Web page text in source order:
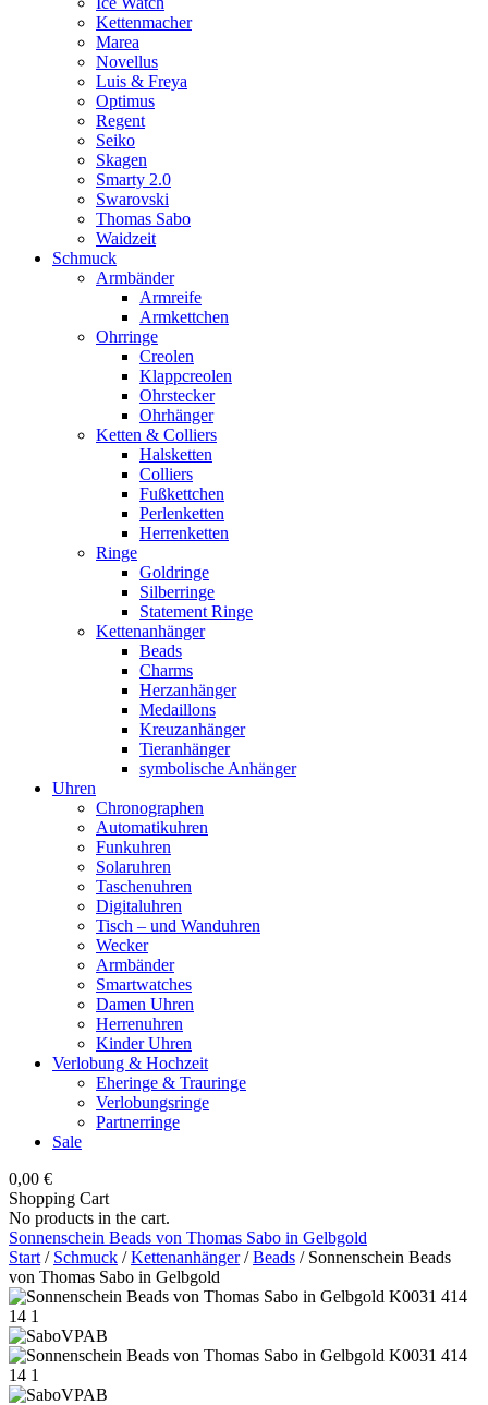
Kettenmacher
Marea
Novellus
Luis & Freya
Optimus
Regent
Seiko
Skagen
Smarty 2.0
Swarovski
Thomas Sabo
Waidzeit
Schmuck
Armbänder
Armreife
Armkettchen
Ohrringe
Creolen
Klappcreolen
Ohrstecker
Ohrhänger
Ketten & Colliers
Halsketten
Colliers
Fußkettchen
Perlenketten
Herrenketten
Ringe
Goldringe
Silberringe
Statement Ringe
Kettenanhänger
Beads
Charms
Herzanhänger
Medaillons
Kreuzanhänger
Tieranhänger
symbolische Anhänger
Uhren
Chronographen
Automatikuhren
Funkuhren
Solaruhren
Taschenuhren
Digitaluhren
Tisch – und Wanduhren
Wecker
Armbänder
Smartwatches
Damen Uhren
Herrenuhren
Kinder Uhren
Verlobung & Hochzeit
Eheringe & Trauringe
Verlobungsringe
Partnerringe
Sale
0,00 €
Shopping Cart
No products in the cart.
Sonnenschein Beads von Thomas Sabo in Gelbgold
Start / Schmuck /Kettenanhänger/Beads / Sonnenschein Beads
von Thomas Sabo in Gelbgold